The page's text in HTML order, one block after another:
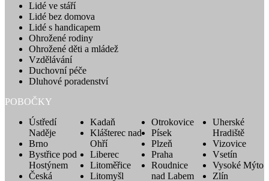
Lidé ve stáří
Lidé bez domova
Lidé s handicapem
Ohrožené rodiny
Ohrožené děti a mládež
Vzdělávání
Duchovní péče
Dluhové poradenství
POBOČKY
Ústředí
Naděje
Brno
Bystřice pod
Hostýnem
Česká
Kadaň
Klášterec nad
Ohří
Liberec
Litoměřice
Litomyšl
Otrokovice
Písek
Plzeň
Praha
Roudnice
nad Labem
Uherské
Hradiště
Vizovice
Vsetín
Vysoké Mýto
Zlín